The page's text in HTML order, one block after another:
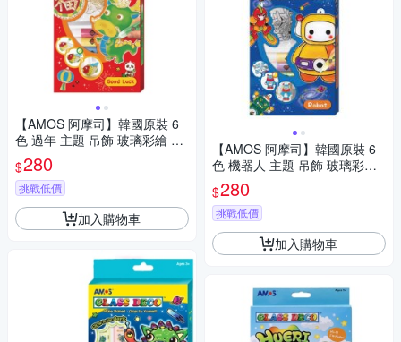
【AMOS 阿摩司】韓國原裝 6
色 過年 主題 吊飾 玻璃彩繪 膠
/ 組SD10P6-GL
$280
挑戰低價
加入購物車
【AMOS 阿摩司】韓國原裝 6
色 機器人 主題 吊飾 玻璃彩繪
膠 / 組SD10P6-R
$280
挑戰低價
加入購物車